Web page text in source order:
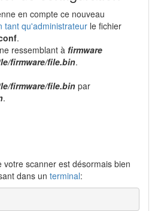
en compte ce nouveau
tant qu'administrateur le fichier
.
ressemblant à firmware
firmware/file.bin.
firmware/file.bin par
.
votre scanner est désormais bien
dans un terminal: